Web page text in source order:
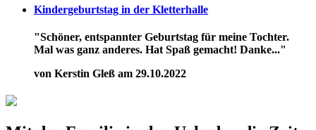
Kindergeburtstag in der Kletterhalle
"Schöner, entspannter Geburtstag für meine Tochter.
Mal was ganz anderes. Hat Spaß gemacht! Danke..."
von Kerstin Gleß am 29.10.2022